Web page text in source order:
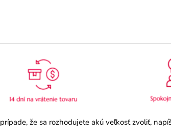
že sa rozhodujete akú veľkosť zvoliť,